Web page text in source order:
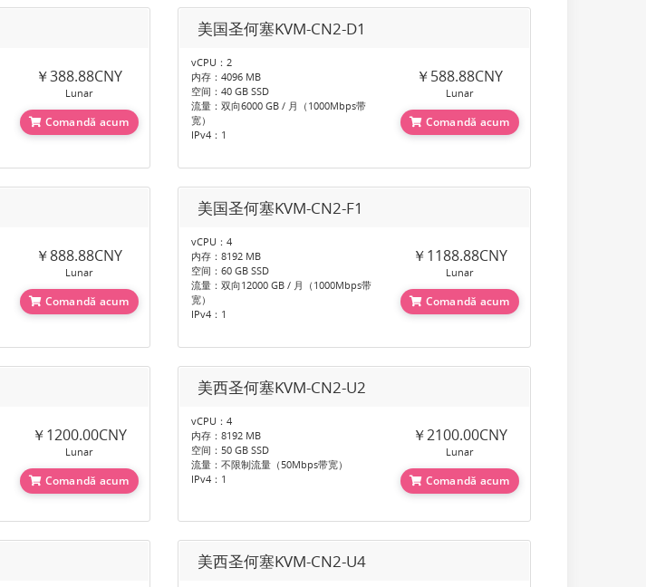
￥388.88CNY
Lunar
Comandă acum
美国圣何塞KVM-CN2-D1
vCPU：2
内存：4096 MB
空间：40 GB SSD
流量：双向6000 GB / 月（1000Mbps带
宽）
IPv4：1
￥588.88CNY
Lunar
Comandă acum
￥888.88CNY
Lunar
Comandă acum
美国圣何塞KVM-CN2-F1
vCPU：4
内存：8192 MB
空间：60 GB SSD
流量：双向12000 GB / 月（1000Mbps带
宽）
IPv4：1
￥1188.88CNY
Lunar
Comandă acum
￥1200.00CNY
Lunar
Comandă acum
美西圣何塞KVM-CN2-U2
vCPU：4
内存：8192 MB
空间：50 GB SSD
流量：不限制流量（50Mbps带宽）
IPv4：1
￥2100.00CNY
Lunar
Comandă acum
美西圣何塞KVM-CN2-U4